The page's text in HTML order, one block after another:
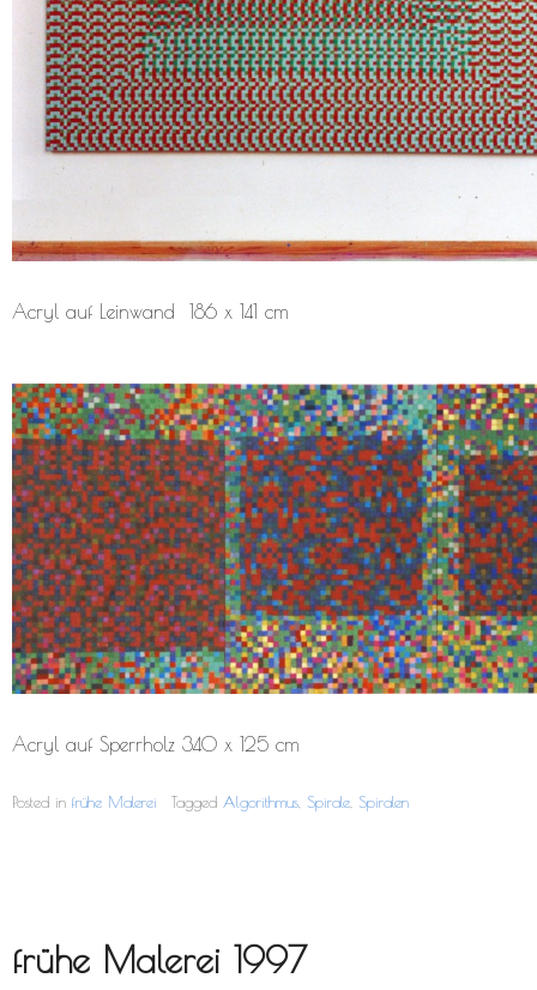
Acryl auf Leinwand 186 x 141 cm
Acryl auf Sperrholz 340 x 125 cm
Posted in frühe Malerei Tagged Algorithmus Spirale Spiralen
frühe Malerei 1997